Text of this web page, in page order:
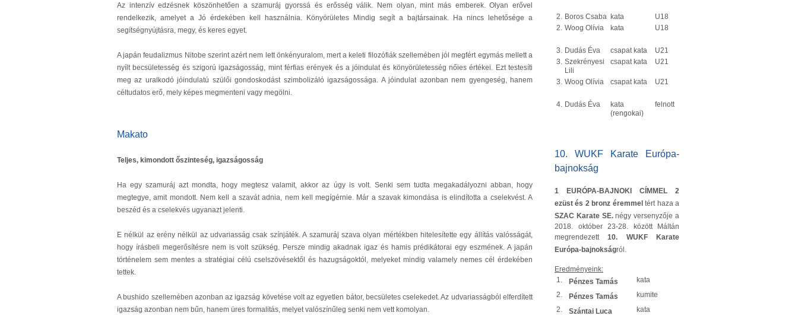
Az intenzív edzésnek köszönhetően a szamuráj gyorssá és erősség válik. Nem olyan, mint más emberek. Olyan erővel
rendelkezik, amelyet a Jó érdekében kell használnia. Könyörületes Mindig segít a bajtársainak. Ha nincs lehetősége a
segítségnyújtásra, megy, és keres egyet.
A japán feudalizmus Nitobe szerint azért nem lett önkényuralom, mert a keleti filozófiák szellemében jól megfért egymás mellett a
nyílt becsületesség és szigorú igazságosság, mint férfias erények és a jóindulat és könyörületesség nőies értékei. Ezt testesíti
meg az uralkodó jóindulatú szülői gondoskodást szimbolizáló igazságossága. A jóindulat azonban nem gyengeség, hanem
céltudatos erő, mely képes megmenteni vagy megölni.
Makato
Teljes, kimondott őszinteség, igazságosság
Ha egy szamuráj azt mondta, hogy megtesz valamit, akkor az úgy is volt. Senki sem tudta megakadályozni abban, hogy
megtegye, amit mondott. Nem kell a szavát adnia, nem kell megígérnie. Már a szavak kimondása is elindította a cselekvést. A
beszéd és a cselekvés ugyanazt jelenti.
E nélkül az erény nélkül az udvariasság csak színjáték. A szamuráj szava olyan mértékben hitelesítette egy állítás valósságát,
hogy írásbeli megerősítésre nem is volt szükség. Persze mindig akadnak igaz és hamis prédikátorai egy eszmének. A japán
történelem sem mentes a stratégiai célú cselszövésektől és hazugságoktól, melyeket mindig valamely nemes cél érdekében
tettek.
A bushido szellemében azonban az igazság követése volt az egyetlen bátor, becsületes cselekedet. Az udvariasságból elferdített
igazság azonban nem bűn, hanem üres formalitás, melyet valószínűleg senki nem vett komolyan.
2. Boros Csaba kata
U18
2. Woog Olívia kata U18
3. Dudás Éva csapat kata
U21
3. Szekrényesi
Lili
csapat kata U21
3. Woog Olívia csapat kata U21
4. Dudás Éva
kata
(rengokai)
felnott
10. WUKF Karate Európa-
bajnokság
1 EURÓPA-BAJNOKI CÍMMEL 2
ezüst és 2 bronz éremmeltért haza a
SZAC Karate SE.négy versenyzője a
2018. október 23-28. között Máltán
megrendezett10. WUKF Karate
Európa-bajnokságról.
Eredményeink:
1.
Pénzes Tamás
kata
2.
Pénzes Tamás
kumite
2.
Szántai Luca
kata